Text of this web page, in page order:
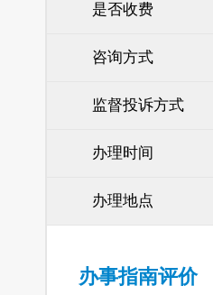
是否收费
咨询方式
监督投诉方式
办理时间
办理地点
办事指南评价